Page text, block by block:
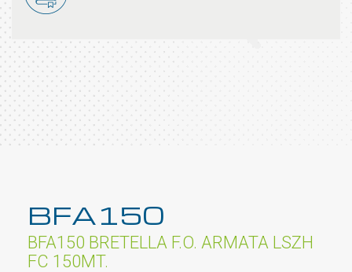
BFA150
BFA150 BRETELLA F.O. ARMATA LSZH
FC 150MT.